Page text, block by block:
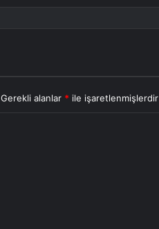
Gerekli alanlar * ile işaretlenmişlerdir